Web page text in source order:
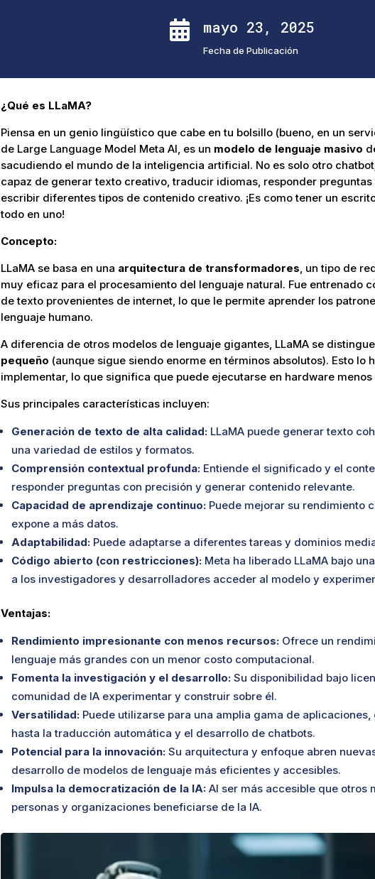
 mayo 23, 2025
Fecha de Publicación
¿Qué es LLaMA?
Piensa en un genio lingüístico que cabe en tu bolsillo (bueno, en un
de Large Language Model Meta AI, es un modelo de lenguaje masivo
sacudiendo el mundo de la inteligencia artificial. No es solo otro
capaz de generar texto creativo, traducir idiomas, responder
escribir diferentes tipos de contenido creativo. ¡Es como tener un
todo en uno!
Concepto:
LLaMA se basa en una arquitectura de transformadores , un tipo de
muy eficaz para el procesamiento del lenguaje natural. Fue entrenado
de texto provenientes de internet, lo que le permite aprender los
lenguaje humano.
A diferencia de otros modelos de lenguaje gigantes, LLaMA se
pequeño (aunque sigue siendo enorme en términos absolutos). Esto
implementar, lo que significa que puede ejecutarse en hardware
Sus principales características incluyen:
Generación de texto de alta calidad: LLaMA puede generar texto
una variedad de estilos y formatos.
Comprensión contextual profunda: Entiende el significado y el
responder preguntas con precisión y generar contenido relevante.
Capacidad de aprendizaje continuo: Puede mejorar su rendimiento
expone a más datos.
Adaptabilidad: Puede adaptarse a diferentes tareas y dominios
Código abierto (con restricciones): Meta ha liberado LLaMA bajo
a los investigadores y desarrolladores acceder al modelo y
Ventajas:
Rendimiento impresionante con menos recursos: Ofrece un
lenguaje más grandes con un menor costo computacional.
Fomenta la investigación y el desarrollo: Su disponibilidad bajo
comunidad de IA experimentar y construir sobre él.
Versatilidad: Puede utilizarse para una amplia gama de
hasta la traducción automática y el desarrollo de chatbots.
Potencial para la innovación: Su arquitectura y enfoque abren
desarrollo de modelos de lenguaje más eficientes y accesibles.
Impulsa la democratización de la IA: Al ser más accesible que otros
personas y organizaciones beneficiarse de la IA.